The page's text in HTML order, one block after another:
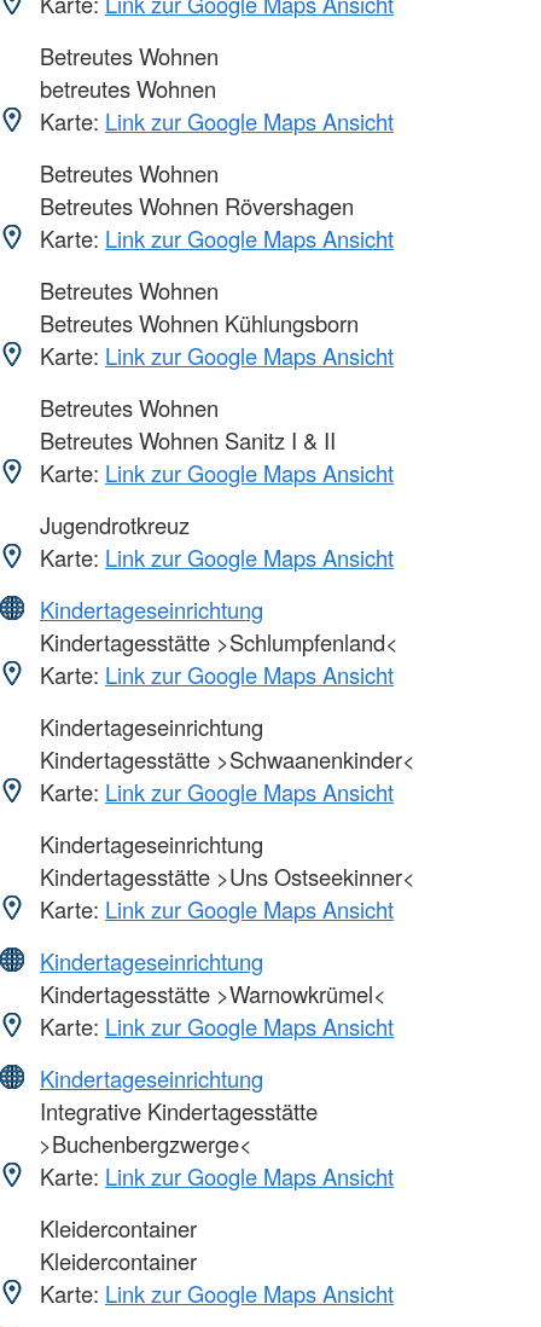
Betreutes Wohnen
betreutes Wohnen
Karte: Link zur Google Maps Ansicht
Betreutes Wohnen
Betreutes Wohnen Rövershagen
Karte: Link zur Google Maps Ansicht
Betreutes Wohnen
Betreutes Wohnen Kühlungsborn
Karte: Link zur Google Maps Ansicht
Betreutes Wohnen
Betreutes Wohnen Sanitz I & II
Karte: Link zur Google Maps Ansicht
Jugendrotkreuz
Karte: Link zur Google Maps Ansicht
Kindertageseinrichtung
Kindertagesstätte >Schlumpfenland<
Karte: Link zur Google Maps Ansicht
Kindertageseinrichtung
Kindertagesstätte >Schwaanenkinder<
Karte: Link zur Google Maps Ansicht
Kindertageseinrichtung
Kindertagesstätte >Uns Ostseekinner<
Karte: Link zur Google Maps Ansicht
Kindertageseinrichtung
Kindertagesstätte >Warnowkrümel<
Karte: Link zur Google Maps Ansicht
Kindertageseinrichtung
Integrative Kindertagesstätte
>Buchenbergzwerge<
Karte: Link zur Google Maps Ansicht
Kleidercontainer
Kleidercontainer
Karte: Link zur Google Maps Ansicht